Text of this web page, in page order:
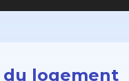
logement